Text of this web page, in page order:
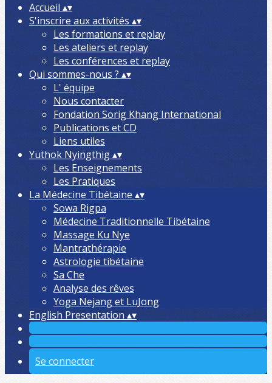
Accueil ▴▾
S'inscrire aux activités ▴▾
Les formations et replay
Les ateliers et replay
Les conférences et replay
Qui sommes-nous ?▴▾
L' équipe
Nous contacter
Fondation Sorig Khang International
Publications et CD
Liens utiles
Yuthok Nyingthig▴▾
Les Enseignements
Les Pratiques
La Médecine Tibétaine ▴▾
Sowa Rigpa
Médecine Traditionnelle Tibétaine
Massage Ku Nye
Mantrathérapie
Astrologie tibétaine
Sa Che
Analyse des rêves
Yoga Nejang et LuJong
English Presentation▴▾
Se connecter